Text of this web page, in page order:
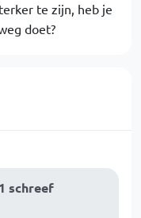
te zijn, heb je
doet?
schreef